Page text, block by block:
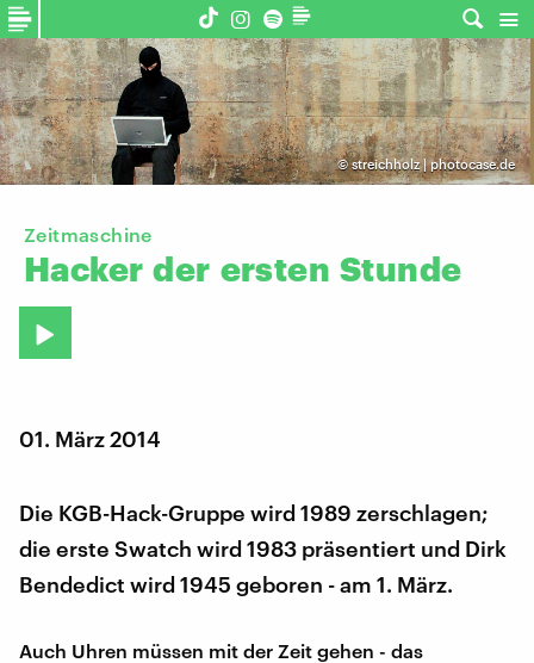
©streichholz | photocase.de
Zeitmaschine
Hacker der ersten Stunde
01. März 2014
Die KGB-Hack-Gruppe wird 1989 zerschlagen;
die erste Swatch wird 1983 präsentiert und Dirk
Bendedict wird 1945 geboren - am 1. März.
Auch Uhren müssen mit der Zeit gehen - das